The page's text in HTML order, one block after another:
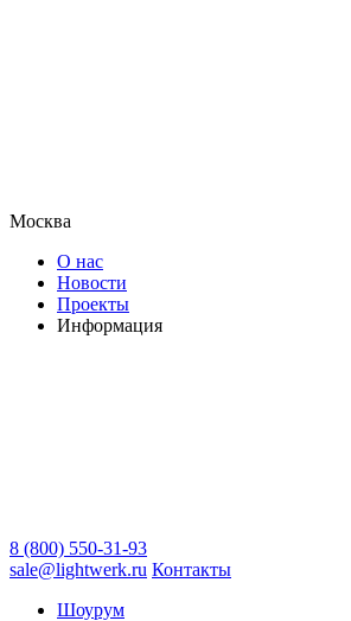
Москва
О нас
Новости
Проекты
Информация
8 (800) 550-31-93
sale@lightwerk.ru Контакты
Шоурум